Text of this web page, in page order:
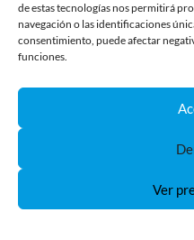
de estas tecnologías nos permitirá
navegación o las identificaciones
consentimiento, puede afectar
funciones.
Ver
Aviso Legal
Política de privacidad
Política de cookies
Términos y condiciones de
Reclamaciones y